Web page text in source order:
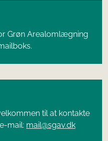
Grøn Arealomlægning
til at kontakte
mail: mail@sgav.dk